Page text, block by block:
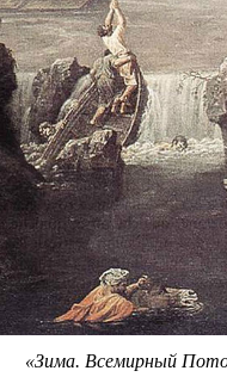
«Зима. Всемирный